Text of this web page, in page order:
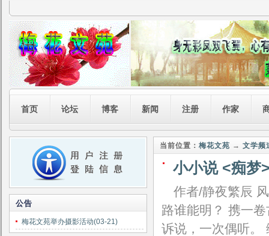
首页 论坛 博客 新闻 注册 作家
公告
梅花文苑举办摄影活动(03-21)
当前位置： 梅花文苑 → 文学频
小小说 <痴梦
作者/静夜繁辰
路谁能明？ 携一
诉说，一次偶听。